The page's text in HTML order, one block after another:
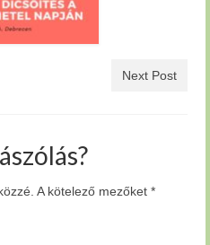
Next Post
A kötelező mezőket *